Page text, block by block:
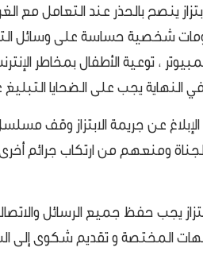
ينصح بالحذر عند التعامل مع
شخصية حساسة على وسائل
، توعية الأطفال بمخاطر
النهاية يجب على الضحايا
عن جريمة الابتزاز وقف
ومنعهم من ارتكاب جرائم
يجب حفظ جميع الرسائل
المختصة و تقديم شكوى إلى